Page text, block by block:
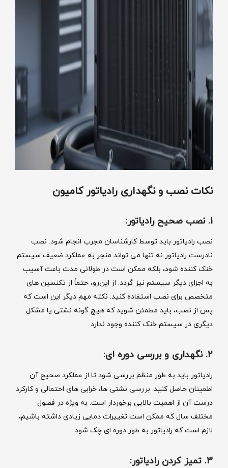
نکات نصب و نگهداری رادیاتور کامیون
1. نصب صحیح رادیاتور:
نصب رادیاتور باید توسط کارشناسان مجرب انجام شود. نصب
نادرست رادیاتور نه تنها می‌ تواند منجر به عملکرد ضعیف سیستم
خنک‌ کننده شود، بلکه ممکن است در طولانی ‌مدت باعث آسیب
به اجزای دیگر سیستم نیز گردد. از این‌رو، حتماً از تکنسین ‌های
متخصص برای نصب استفاده کنید. نکته مهم دیگر این است که
پس از نصب، باید مطمئن شوید که هیچ ‌گونه نشتی یا مشکل
دیگری در سیستم خنک ‌کننده وجود ندارد.
2. نگهداری و بررسی دوره ‌ای:
رادیاتور باید به ‌طور منظم بررسی شود تا از عملکرد صحیح آن
اطمینان حاصل کنید. بررسی نشتی ‌ها، خرابی ‌های احتمالی و کارکرد
درست آن از اهمیت بالایی برخوردار است. به ویژه در فصول
مختلف سال که ممکن است تغییرات دمایی زیادی داشته باشیم،
لازم است که رادیاتور به‌ طور دوره‌ ای چک شود.
3. تمیز کردن رادیاتور: